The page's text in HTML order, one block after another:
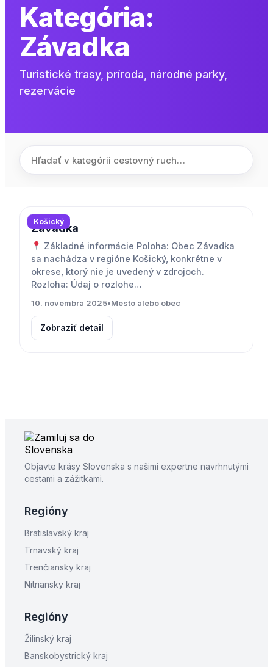
Kategória:
Závadka
Turistické trasy, príroda, národné parky,
rezervácie
Košický
Závadka
Základné informácie Poloha: Obec Závadka
sa nachádza v regióne Košický, konkrétne v
okrese, ktorý nie je uvedený v zdrojoch.
Rozloha: Údaj o rozlohe…
10. novembra 2025•Mesto alebo obec
Zobraziť detail
Objavte krásy Slovenska s našimi expertne navrhnutými
cestami a zážitkami.
Regióny
Bratislavský kraj
Trnavský kraj
Trenčiansky kraj
Nitriansky kraj
Regióny
Žilinský kraj
Banskobystrický kraj